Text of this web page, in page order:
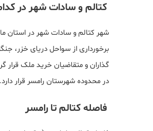
کتالم و سادات‌ شهر در
شهر کتالم و سادات‌ شهر در استان
برخورداری از سواحل دریای خزر،
گذاران و متقاضیان خرید ملک
در محدوده شهرستان رامسر قرار دارد.
فاصله کتالم تا رامسر